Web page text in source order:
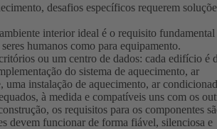
desafios específicos requerem
interior ideal é o requisito fundamental
humanos como para equipamento.
ou um centro de dados: cada edifício é
do sistema de aquecimento, ar
instalação de aquecimento, ar
à medida e compatíveis uns com os
os requisitos para os componentes
devem funcionar de forma fiável, silenciosa e